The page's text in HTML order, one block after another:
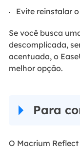
Evite reinstalar
Se você busca
descomplicada,
acentuada, o
melhor opção.
Para
O Macrium